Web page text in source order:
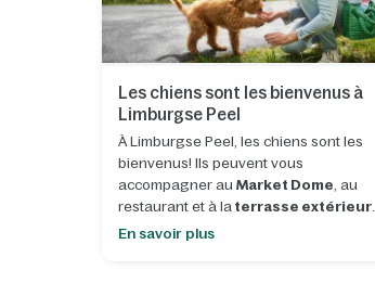
Les chiens sont les bienvenus à
Limburgse Peel
À Limburgse Peel, les chiens sont les
bienvenus! Ils peuvent vous
accompagner auMarket Dome , au
restaurant et à la terrasse extérieure
du Grand Café
En savoir plus